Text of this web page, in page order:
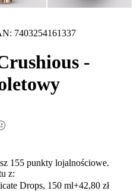
: 7403254161337
-
155 punkty lojalnościowe.
z:
Drops, 150 ml+42,80 zł